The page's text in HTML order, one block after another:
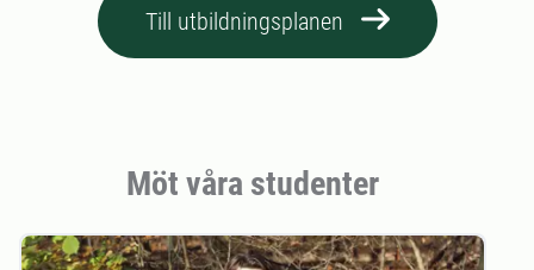
Till utbildningsplanen
Möt våra studenter